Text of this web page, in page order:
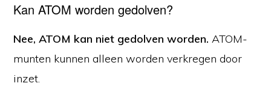
Kan ATOM worden gedolven?
Nee, ATOM kan niet gedolven worden.ATOM-
munten kunnen alleen worden verkregen door
inzet.